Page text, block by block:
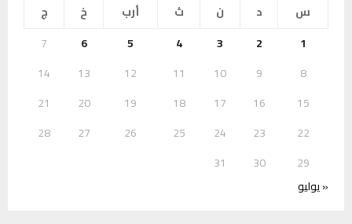
س
د ن ث أرب خ
ج
1
2
3
4
5
6
7
8
9
10
11
12
13
14
15
16
17
18
19
20
21
22
23
24
25
26
27
28
29
30
31
« يوليو